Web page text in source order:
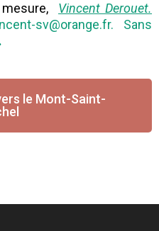
Vincent Derouet.
sv@orange.fr.
Sans
.
le Mont-Saint-